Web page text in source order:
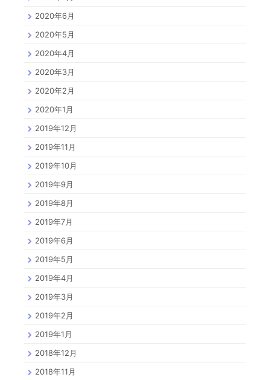
2020年6月
2020年5月
2020年4月
2020年3月
2020年2月
2020年1月
2019年12月
2019年11月
2019年10月
2019年9月
2019年8月
2019年7月
2019年6月
2019年5月
2019年4月
2019年3月
2019年2月
2019年1月
2018年12月
2018年11月